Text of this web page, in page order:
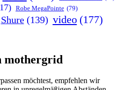
Robe MegaPointe (79)
Shure (139) video (177)
mothergrid
möchtest, empfehlen wir